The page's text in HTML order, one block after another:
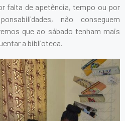
falta de apetência, tempo ou por
não conseguem
que ao sábado tenham mais
a biblioteca.